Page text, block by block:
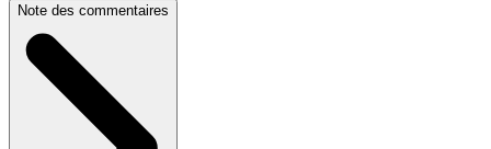
Note des commentaires